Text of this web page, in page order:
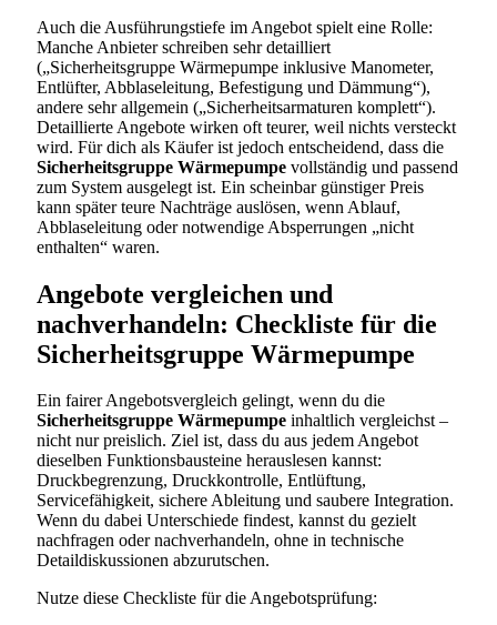
Auch die Ausführungstiefe im Angebot spielt eine Rolle:
Manche Anbieter schreiben sehr detailliert
(„Sicherheitsgruppe Wärmepumpe inklusive Manometer,
Entlüfter, Abblaseleitung, Befestigung und Dämmung“),
andere sehr allgemein („Sicherheitsarmaturen komplett“).
Detaillierte Angebote wirken oft teurer, weil nichts versteckt
wird. Für dich als Käufer ist jedoch entscheidend, dass die
Sicherheitsgruppe Wärmepumpe vollständig und passend
zum System ausgelegt ist. Ein scheinbar günstiger Preis
kann später teure Nachträge auslösen, wenn Ablauf,
Abblaseleitung oder notwendige Absperrungen „nicht
enthalten“ waren.
Angebote vergleichen und
nachverhandeln: Checkliste für die
Sicherheitsgruppe Wärmepumpe
Ein fairer Angebotsvergleich gelingt, wenn du die
Sicherheitsgruppe Wärmepumpe inhaltlich vergleichst –
nicht nur preislich. Ziel ist, dass du aus jedem Angebot
dieselben Funktionsbausteine herauslesen kannst:
Druckbegrenzung, Druckkontrolle, Entlüftung,
Servicefähigkeit, sichere Ableitung und saubere Integration.
Wenn du dabei Unterschiede findest, kannst du gezielt
nachfragen oder nachverhandeln, ohne in technische
Detaildiskussionen abzurutschen.
Nutze diese Checkliste für die Angebotsprüfung: